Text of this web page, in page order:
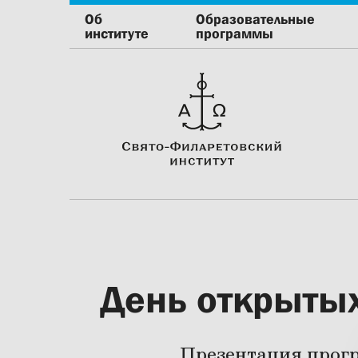
Об
институте
Образовательные
программы
День